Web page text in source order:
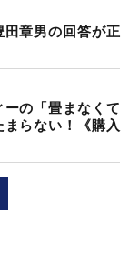
田章男の回答が正
の「畳まなくて
らない！《購入